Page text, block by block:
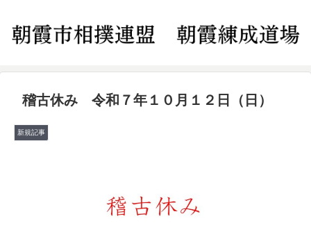
稽古休み 令和７年１０月１２日（日）
新規記事